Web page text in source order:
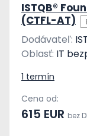
ISTQB®
(CTFL-AT)
Dodávateľ:
Oblasť: IT
1 termín
Cena od:
615 EUR bez